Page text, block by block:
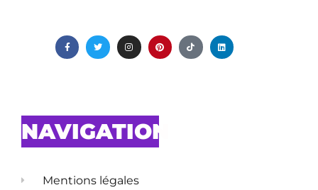
NAVIGATION
Mentions légales